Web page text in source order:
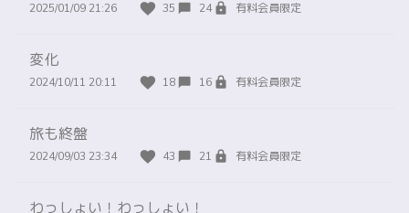
2025/01/09 21:26 35 24 有料会員限定
変化
2024/10/11 20:11 18 16 有料会員限定
旅も終盤
2024/09/03 23:34 43 21 有料会員限定
わっしょい！わっしょい！